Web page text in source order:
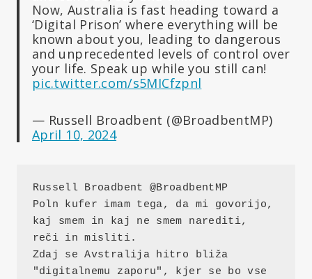
Now, Australia is fast heading toward a
‘Digital Prison’ where everything will be
known about you, leading to dangerous
and unprecedented levels of control over
your life. Speak up while you still can!
pic.twitter.com/s5MICfzpnl
— Russell Broadbent (@BroadbentMP)
April 10, 2024
Russell Broadbent @BroadbentMP
Poln kufer imam tega, da mi govorijo,
kaj smem in kaj ne smem narediti,
reči in misliti.
Zdaj se Avstralija hitro bliža
"digitalnemu zaporu", kjer se bo vse